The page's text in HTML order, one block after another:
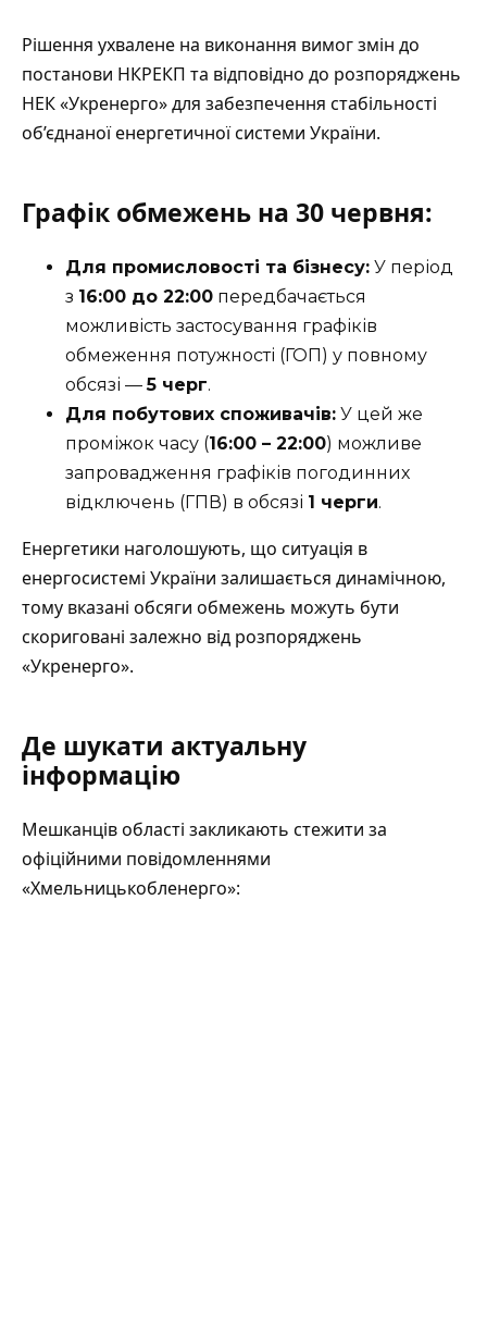
Рішення ухвалене на виконання вимог змін до
постанови НКРЕКП та відповідно до розпоряджень
НЕК «Укренерго» для забезпечення стабільності
об’єднаної енергетичної системи України.
Графік обмежень на 30 червня:
Для промисловості та бізнесу: У період
з 16:00 до 22:00 передбачається
можливість застосування графіків
обмеження потужності (ГОП) у повному
обсязі —5 черг.
Для побутових споживачів: У цей же
проміжок часу (16:00 – 22:00) можливе
запровадження графіків погодинних
відключень (ГПВ) в обсязі 1 черги.
Енергетики наголошують, що ситуація в
енергосистемі України залишається динамічною,
тому вказані обсяги обмежень можуть бути
скориговані залежно від розпоряджень
«Укренерго».
Де шукати актуальну
інформацію
Мешканців області закликають стежити за
офіційними повідомленнями
«Хмельницькобленерго»: